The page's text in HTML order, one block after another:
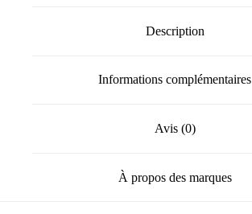
Description
Informations complémentaires
Avis (0)
À propos des marques